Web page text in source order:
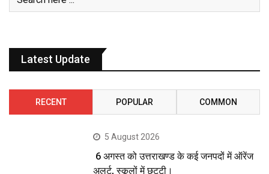
Latest Update
RECENT POPULAR COMMON
5 August 2026
6 अगस्त को उत्तराखण्ड के कई जनपदों में ऑरेंज
अलर्ट, स्कूलों में छुट्टी।